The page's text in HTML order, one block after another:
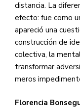
distancia. La
efecto: fue como
apareció una
construcción de
colectiva, la
transformar
meros
Florencia